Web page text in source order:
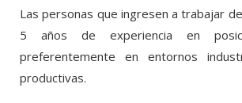
Las personas que ingresen a trabajar
5 años de experiencia en
preferentemente en entornos
productivas.